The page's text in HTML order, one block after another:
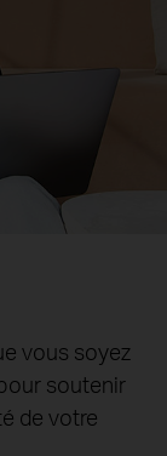
vous soyez
soutenir
de votre